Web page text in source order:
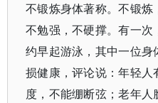
不锻炼身体著称。不锻
不勉强，不硬撑。有一
约早起游泳，其中一位
损健康，评论说：年轻
度，不能绷断弦；老年